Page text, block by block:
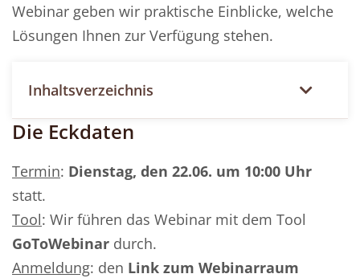
Webinar geben wir praktische Einblicke, welche
Lösungen Ihnen zur Verfügung stehen.
Inhaltsverzeichnis
Die Eckdaten
Termin: Dienstag, den 22.06. um 10:00 Uhr
statt.
Tool: Wir führen das Webinar mit dem Tool
GoToWebinar durch.
Anmeldung: den Link zum Webinarraum